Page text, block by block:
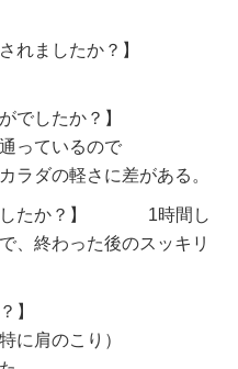
れましたか？】
でしたか？】
っているので
ラダの軽さに差がある。
でしたか？】 1時間し
、終わった後のスッキリ
】
に肩のこり）